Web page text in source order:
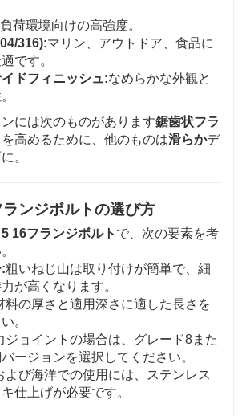
荷環境向けの高強度。
316):マリン、アウトドア、食品に
です。
ドフィニッシュ:なめらかな外観と
には次のものがあります鋸歯状フラ
高めるために、他のものは滑らかデ
。
ンジボルトの選び方
5 16フランジボルト で、次の要素を考
粗いねじ山は取り付けが簡単で、細
が高くなります。
料の厚さと適用深さに適した長さを
。
ジョイントの場合は、グレード8また
ージョンを選択してください。
よび海洋での使用には、ステンレス
仕上げが必要です。